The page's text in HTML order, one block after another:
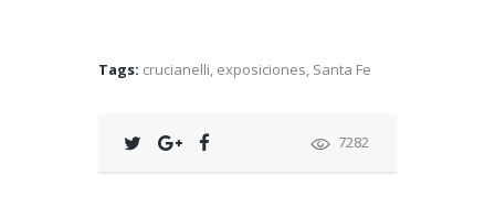
Tags: crucianelli, exposiciones, Santa Fe
7282